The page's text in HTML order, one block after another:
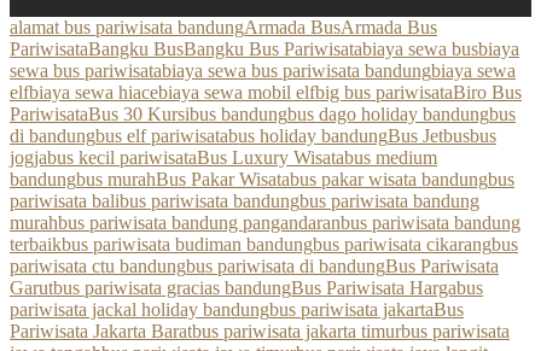
alamat bus pariwisata bandungArmada BusArmada Bus
PariwisataBangku BusBangku Bus Pariwisatabiaya sewa busbiaya
sewa bus pariwisatabiaya sewa bus pariwisata bandungbiaya sewa
elfbiaya sewa hiacebiaya sewa mobil elfbig bus pariwisataBiro Bus
PariwisataBus 30 Kursibus bandungbus dago holiday bandungbus
di bandungbus elf pariwisatabus holiday bandungBus Jetbusbus
jogjabus kecil pariwisataBus Luxury Wisatabus medium
bandungbus murahBus Pakar Wisatabus pakar wisata bandungbus
pariwisata balibus pariwisata bandungbus pariwisata bandung
murahbus pariwisata bandung pangandaranbus pariwisata bandung
terbaikbus pariwisata budiman bandungbus pariwisata cikarangbus
pariwisata ctu bandungbus pariwisata di bandungBus Pariwisata
Garutbus pariwisata gracias bandungBus Pariwisata Hargabus
pariwisata jackal holiday bandungbus pariwisata jakartaBus
Pariwisata Jakarta Baratbus pariwisata jakarta timurbus pariwisata